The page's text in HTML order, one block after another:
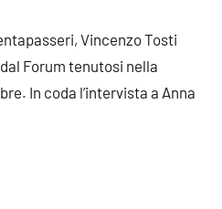
Vincenzo Tosti
Forum tenutosi nella
In coda l’intervista a Anna